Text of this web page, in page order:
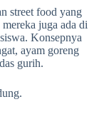
street food yang
juga ada di
Konsepnya
ayam goreng
gurih.